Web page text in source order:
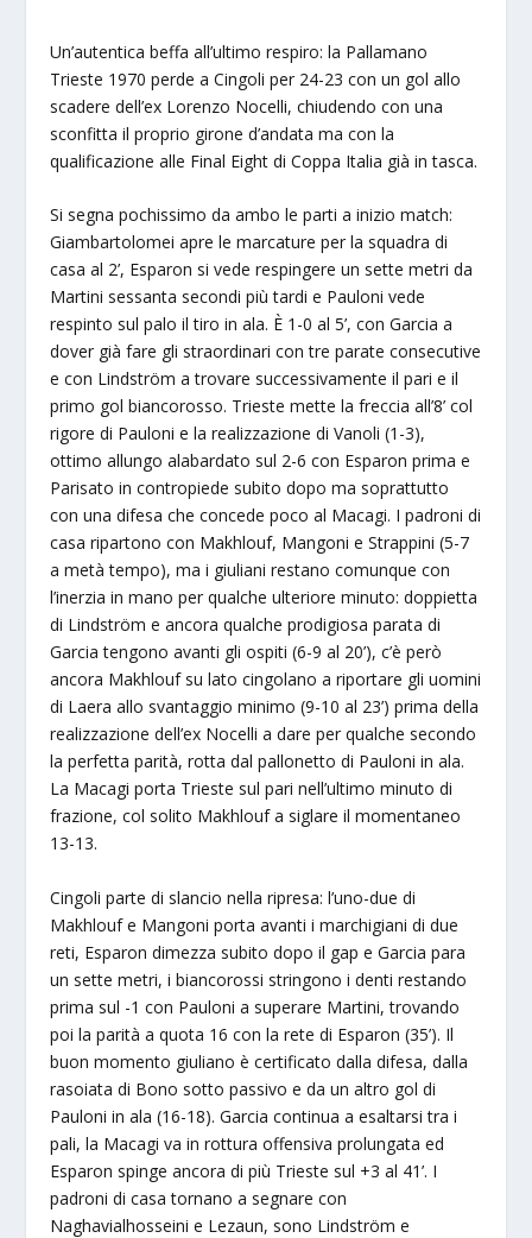
Un’autentica beffa all’ultimo respiro: la Pallamano
Trieste 1970 perde a Cingoli per 24-23 con un gol allo
scadere dell’ex Lorenzo Nocelli, chiudendo con una
sconfitta il proprio girone d’andata ma con la
qualificazione alle Final Eight di Coppa Italia già in tasca.
Si segna pochissimo da ambo le parti a inizio match:
Giambartolomei apre le marcature per la squadra di
casa al 2’, Esparon si vede respingere un sette metri da
Martini sessanta secondi più tardi e Pauloni vede
respinto sul palo il tiro in ala. È 1-0 al 5’, con Garcia a
dover già fare gli straordinari con tre parate consecutive
e con Lindström a trovare successivamente il pari e il
primo gol biancorosso. Trieste mette la freccia all’8’ col
rigore di Pauloni e la realizzazione di Vanoli (1-3),
ottimo allungo alabardato sul 2-6 con Esparon prima e
Parisato in contropiede subito dopo ma soprattutto
con una difesa che concede poco al Macagi. I padroni di
casa ripartono con Makhlouf, Mangoni e Strappini (5-7
a metà tempo), ma i giuliani restano comunque con
l’inerzia in mano per qualche ulteriore minuto: doppietta
di Lindström e ancora qualche prodigiosa parata di
Garcia tengono avanti gli ospiti (6-9 al 20’), c’è però
ancora Makhlouf su lato cingolano a riportare gli uomini
di Laera allo svantaggio minimo (9-10 al 23’) prima della
realizzazione dell’ex Nocelli a dare per qualche secondo
la perfetta parità, rotta dal pallonetto di Pauloni in ala.
La Macagi porta Trieste sul pari nell’ultimo minuto di
frazione, col solito Makhlouf a siglare il momentaneo
13-13.
Cingoli parte di slancio nella ripresa: l’uno-due di
Makhlouf e Mangoni porta avanti i marchigiani di due
reti, Esparon dimezza subito dopo il gap e Garcia para
un sette metri, i biancorossi stringono i denti restando
prima sul -1 con Pauloni a superare Martini, trovando
poi la parità a quota 16 con la rete di Esparon (35’). Il
buon momento giuliano è certificato dalla difesa, dalla
rasoiata di Bono sotto passivo e da un altro gol di
Pauloni in ala (16-18). Garcia continua a esaltarsi tra i
pali, la Macagi va in rottura offensiva prolungata ed
Esparon spinge ancora di più Trieste sul +3 al 41’. I
padroni di casa tornano a segnare con
Naghavialhosseini e Lezaun, sono Lindström e